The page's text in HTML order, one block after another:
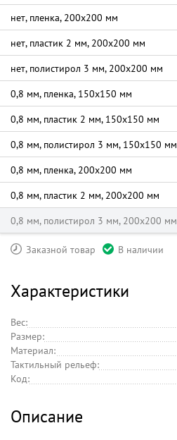
нет, пленка, 200х200 мм
нет, пластик 2 мм, 200х200 мм
нет, полистирол 3 мм, 200х200 мм
0,8 мм, пленка, 150х150 мм
0,8 мм, пластик 2 мм, 150х150 мм
0,8 мм, полистирол 3 мм, 150х150 мм
0,8 мм, пленка, 200х200 мм
0,8 мм, пластик 2 мм, 200х200 мм
0,8 мм, полистирол 3 мм, 200х200 мм
Заказной товар В наличии
Характеристики
Вес:
Размер:
Материал:
Тактильный рельеф:
Код:
Описание